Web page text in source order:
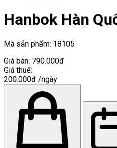
Hanbok Hàn
Mã sản phẩm: 18105
Giá bán: 790.000đ
Giá thuê:
200.000đ /ngày